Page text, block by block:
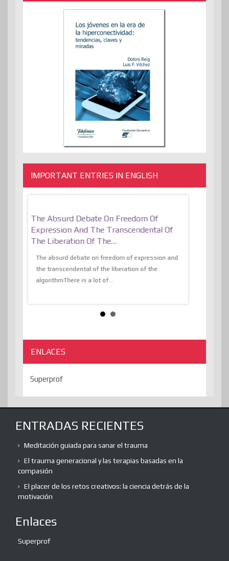
IMPORTANT ENTRIES IN ENGLISH
The Absurd Debate On Freedom Of
Expression And The Transcendental Of
The Liberation Of The…
The absurd debate on freedom of expression and
the transcendental of the liberation of the
algorithmThere is a lot of...
ENLACES
Superprof
ENTRADAS RECIENTES
Meditación guiada para sanar el trauma
El trauma generacional y las terapias basadas en la
compasión
El placer de los retos creativos: la ciencia detrás de la
motivación
Enlaces
Superprof